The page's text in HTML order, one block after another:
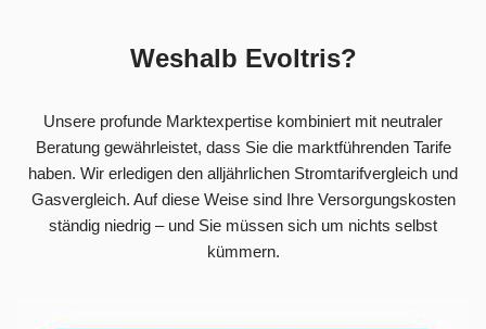
Weshalb Evoltris?
Unsere profunde Marktexpertise kombiniert mit neutraler
Beratung gewährleistet, dass Sie die marktführenden Tarife
haben. Wir erledigen den alljährlichen Stromtarifvergleich und
Gasvergleich. Auf diese Weise sind Ihre Versorgungskosten
ständig niedrig – und Sie müssen sich um nichts selbst
kümmern.